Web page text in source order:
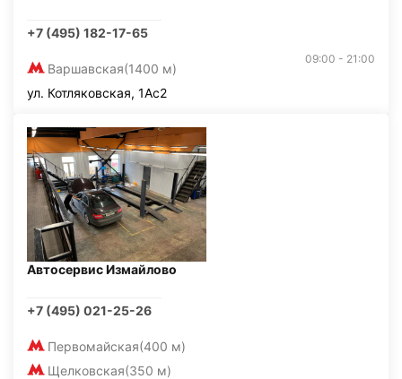
+7 (495) 182-17-65
Варшавская(1400 м)
09:00 - 21:00
ул. Котляковская, 1Ас2
Автосервис Измайлово
+7 (495) 021-25-26
Первомайская(400 м)
Щелковская(350 м)